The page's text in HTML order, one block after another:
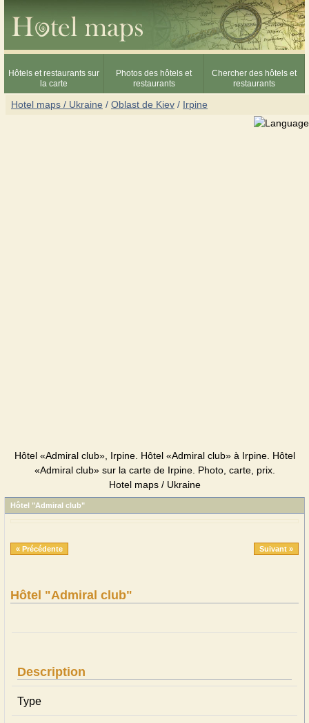
Hôtels et restaurants sur
la carte
Photos des hôtels et
restaurants
Chercher des hôtels et
restaurants
Hotel maps / Ukraine / Oblast de Kiev / Irpine
Hôtel «Admiral club», Irpine. Hôtel «Admiral club» à Irpine. Hôtel
«Admiral club» sur la carte de Irpine. Photo, carte, prix.
Hotel maps / Ukraine
Hôtel "Admiral club"
« Précédente Suivant »
Hôtel "Admiral club"
Description
Type